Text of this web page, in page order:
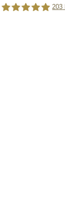
203